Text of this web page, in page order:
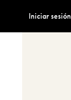
Iniciar sesión